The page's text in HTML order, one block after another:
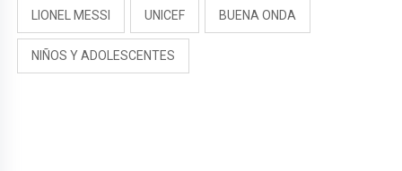
LIONEL MESSI UNICEF BUENA ONDA
NIÑOS Y ADOLESCENTES